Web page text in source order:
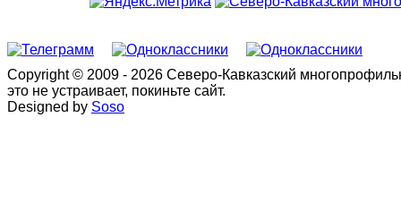
Copyright © 2009 - 2026 Северо-Кавказский
это не устраивает, покиньте сайт.
Designed by Soso